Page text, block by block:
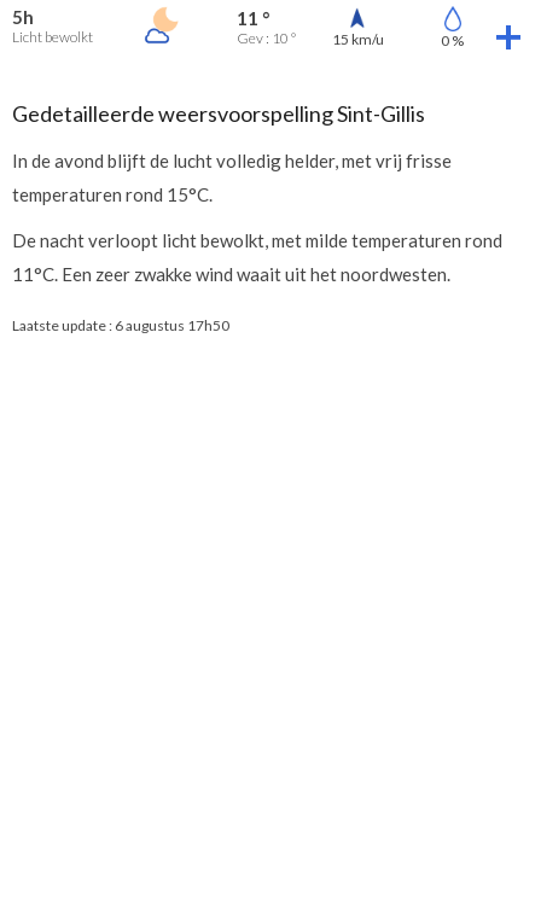
5h
Licht bewolkt
11 °
Gev : 10 ° 15 km/u 0 %
Gedetailleerde weersvoorspelling Sint-Gillis
In de avond blijft de lucht volledig helder, met vrij frisse
temperaturen rond 15°C.
De nacht verloopt licht bewolkt, met milde temperaturen rond
11°C. Een zeer zwakke wind waait uit het noordwesten.
Laatste update : 6 augustus 17h50